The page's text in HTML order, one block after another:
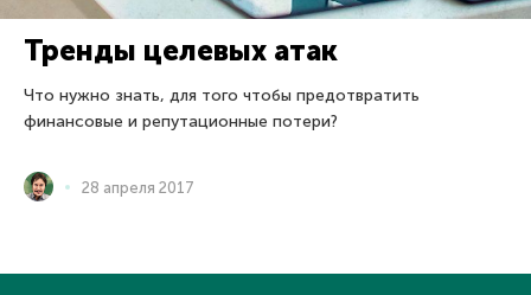
Тренды целевых атак
Что нужно знать, для того чтобы предотвратить
финансовые и репутационные потери?
28 апреля 2017